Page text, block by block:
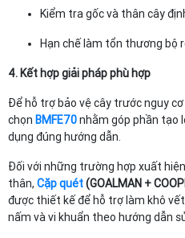
Kiểm tra gốc và thân cây
Hạn chế làm tổn thương bộ
4. Kết hợp giải pháp phù hợp
Để hỗ trợ bảo vệ cây trước nguy
chọn BMFE70nhằm góp phần tạo
dụng đúng hướng dẫn.
Đối với những trường hợp xuất
thân, Cặp quét(GOALMAN +
được thiết kế để hỗ trợ làm khô
nấm và vi khuẩn theo hướng dẫn